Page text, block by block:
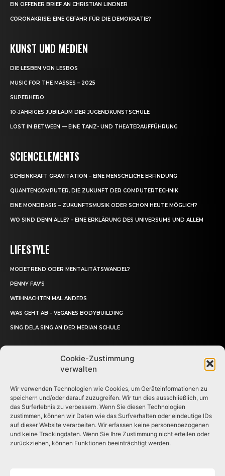
Cookie-Zustimmung
verwalten
Wir verwenden Technologien wie Cookies, um Geräteinformationen zu
speichern und/oder darauf zuzugreifen. Wir tun dies ausschließlich, um
das Surferlebnis zu verbessern. Wenn Sie diesen Technologien
zustimmen, können wir Daten wie das Surfverhalten oder eindeutige IDs
auf dieser Website verarbeiten. Wir erfassen keine personenbezogenen
und keine Trackingdaten. Wenn Sie Ihre Zustimmung nicht erteilen oder
zurückziehen, können Funktionen beeinträchtigt werden.
EIN OFFENER BRIEF AN CHRISTIAN LINDNER
CORONAKRISE: EINE GEFAHR FÜR DIE DEMOKRATIE?
KUNST UND MEDIEN
DIE LESBEN VON LESBOS
MUSIC FOR THE MASSES – 2025
SUPERHERO
10-JÄHRIGES JUBILÄUM DER JUGENDKUNSTSCHULE
LOST IN BETWEEN — EINE TANZ- UND THEATERAUFFÜHRUNG
SCIENCELEMENTS
SCHEINKRAFT GRAVITATION – EINE MENSCHLICHE ERFINDUNG
QUANTENCOMPUTER, DIE ZUKUNFT DER COMPUTERTECHNIK
EINE MONDBASIS – ZUKUNFTSMUSIK ODER SCHON HEUTE MÖGLICH?
WO SIND DENN ALLE? – EINE ERKLÄRUNG DES UNIVERSUMS UND ALLEM
LIFESTYLE
MODETREND ODER MENTALITÄTSWANDEL?
PENNY FAV’S
WEIHNACHTEN MAL ANDERS
WAS GEHT AB – VEGANES BODYBUILDING
SING DELA SING AN DER MERIAN SCHULE
Deine crossmediale Schülerzeitung
© Der Merianer